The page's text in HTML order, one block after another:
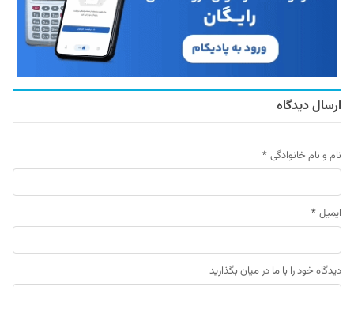
ارسال دیدگاه
نام و نام خانوادگی *
ایمیل *
دیدگاه خود را با ما در میان بگذارید